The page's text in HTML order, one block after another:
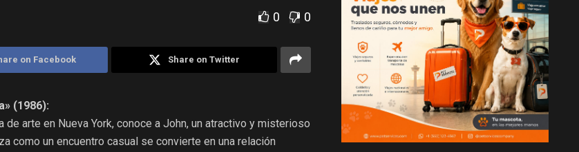
0 0
on Facebook Share on Twitter
(1986):
de arte en Nueva York, conoce a John, un atractivo y misterioso
como un encuentro casual se convierte en una relación